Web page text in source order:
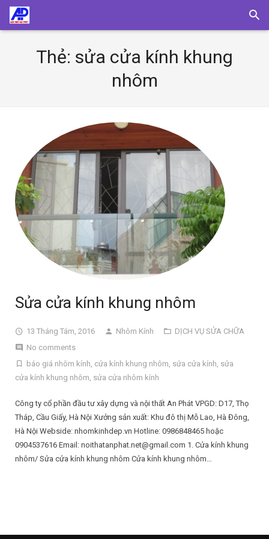
Thẻ: sửa cửa kính khung
nhôm
Sửa cửa kính khung nhôm
13 Tháng Tám, 2016 Nhôm Kính
DỊCH VỤ SỬA CHỮA
No comments
báo giá nhôm kính, cửa kính khung nhôm, sửa cửa kính, sửa
cửa kính khung nhôm, sửa cửa nhôm kính
Công ty cổ phần đầu tư xây dựng và nội thất An Phát VPGD: D17, Thọ
Tháp, Cầu Giấy, Hà Nội Xưởng sản xuất: Khu đô thị Mỗ Lao, Hà Đông,
Hà Nội Webside: nhomkinhdep.vn Hotline: 0986848465 hoặc
0904537616 Email: noithatanphat.net@gmail.com 1. Cửa kính khung
nhôm/ Sửa cửa kính khung nhôm Cửa kính khung nhôm…